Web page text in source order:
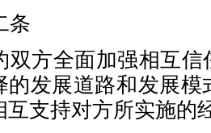
条
双方全面加强相互
的发展道路和发展
互支持对方所实施的